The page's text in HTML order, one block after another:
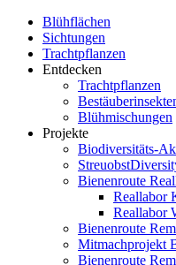
Blühflächen
Sichtungen
Trachtpflanzen
Entdecken
Trachtpflanzen
Blühmischungen
Projekte
Biodiversitäts-
Bienenroute
Reallabor
Reallabor
Bienenroute
Mitmachprojekt
Bienenroute